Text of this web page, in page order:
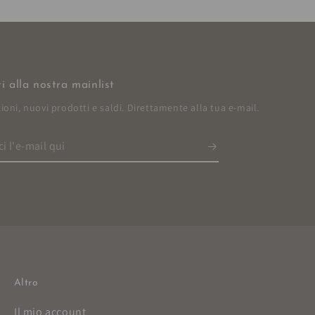
nuovi prodotti e saldi. Direttamente alla tua e-mail.